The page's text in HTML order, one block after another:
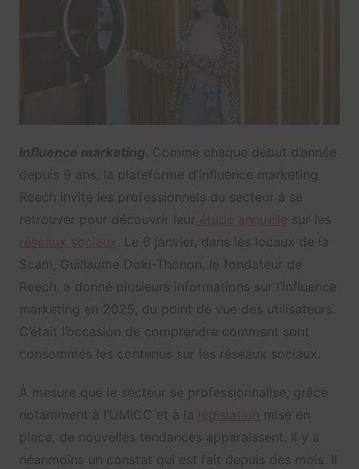
Influence marketing. Comme chaque début d’année
depuis 9 ans, la plateforme d’influence marketing
Reech invite les professionnels du secteur à se
retrouver pour découvrir leur
sur les
. Le 6 janvier, dans les locaux de la
Scam, Guillaume Doki-Thonon, le fondateur de
Reech, a donné plusieurs informations sur l’influence
marketing en 2025, du point de vue des utilisateurs.
C’était l’occasion de comprendre comment sont
consommés les contenus sur les réseaux sociaux.
À mesure que le secteur se professionnalise, grâce
notamment à l’UMICC et à la
mise en
place, de nouvelles tendances apparaissent. Il y a
néanmoins un constat qui est fait depuis des mois. Il